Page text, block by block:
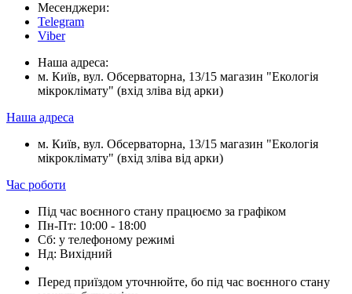
Месенджери:
Telegram
Viber
Наша адреса:
м. Київ, вул. Обсерваторна, 13/15 магазин "Екологія
мікроклімату" (вхід зліва від арки)
Наша адреса
м. Київ, вул. Обсерваторна, 13/15 магазин "Екологія
мікроклімату" (вхід зліва від арки)
Час роботи
Під час воєнного стану працюємо за графіком
Пн-Пт: 10:00 - 18:00
Сб: у телефоному режимі
Нд: Вихідний
Перед приїздом уточнюйте, бо під час воєнного стану